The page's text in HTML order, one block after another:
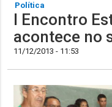
Política
I Encontro
acontece no
11/12/2013 - 11:53